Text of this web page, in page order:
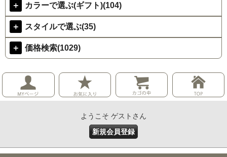
＋ カラーで選ぶ(ギフト)(104)
＋ スタイルで選ぶ(35)
＋ 価格検索(1029)
ようこそ ゲストさん
新規会員登録